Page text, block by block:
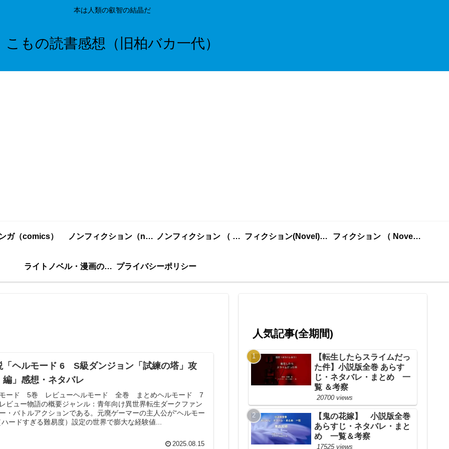
本は人類の叡智の結晶だ
こもの読書感想（旧柏バカ一代）
ガ（comics） ノンフィクション（nonfiction）更新順 ノンフィクション （ nonfiction ） あいうえお順 フィクション(Novel)更新順 フィクション （ Novel ） あいうえお順
ライトノベル・漫画の感想・ネタバレまとめ｜こもの読書感想 プライバシーポリシー
「ヘルモード 6 S級ダンジョン「試練の塔」攻
」感想・ネタバレ
ード 5巻 レビューヘルモード 全巻 まとめヘルモード 7
ュー物語の概要ジャンル：青年向け異世界転生ダークファン
・バトルアクションである。元廃ゲーマーの主人公が“ヘルモー
ハードすぎる難易度）設定の世界で膨大な経験値...
2025.08.15
人気記事(全期間)
【転生したらスライムだっ
た件】小説版全巻 あらす
じ・ネタバレ・まとめ 一
覧 ＆考察
20700 views
【鬼の花嫁】 小説版全巻
あらすじ・ネタバレ・まと
め 一覧＆考察
17525 views